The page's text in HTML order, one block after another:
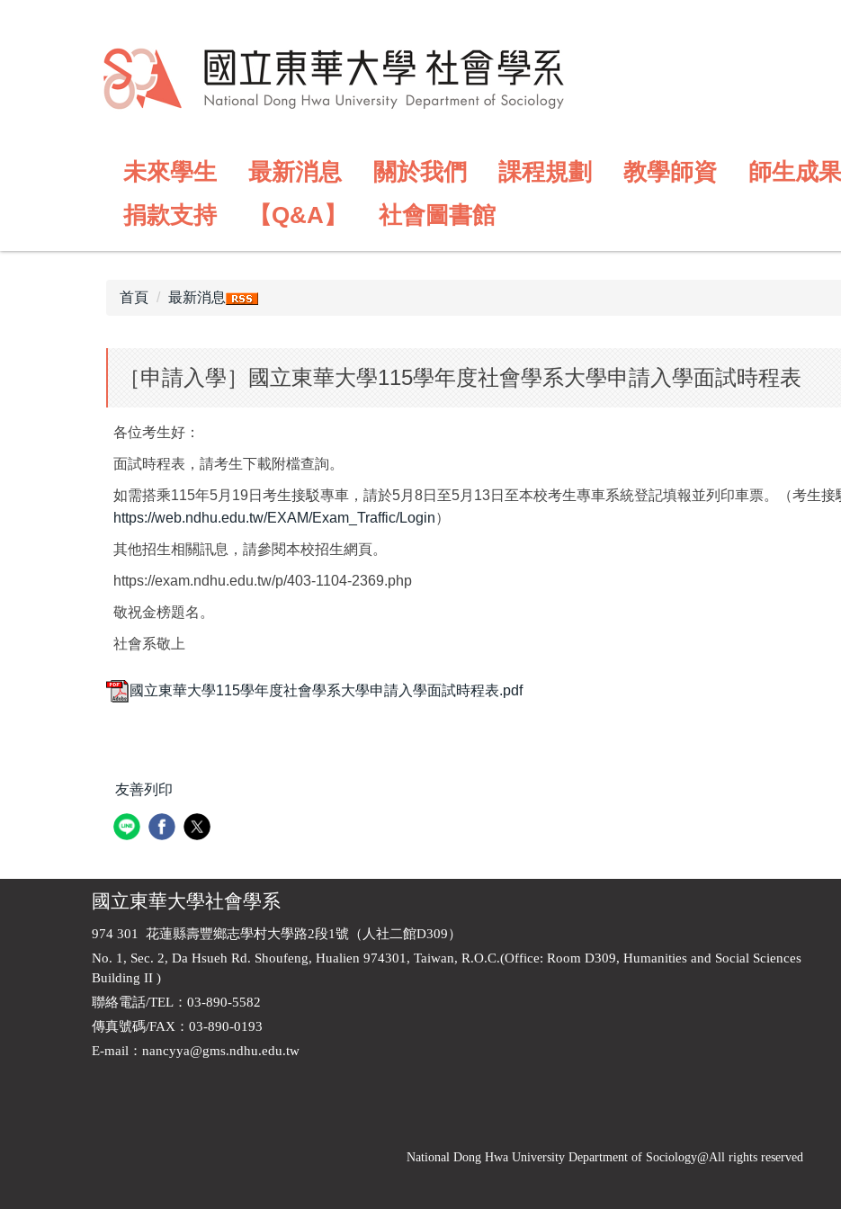
未來學生 最新消息 關於我們 課程規劃 教學師資 師生成果
捐款支持
【Q&A】 社會圖書館
首頁 最新消息
［申請入學］國立東華大學115學年度社會學系大學申請入學面試時程表
各位考生好：
面試時程表，請考生下載附檔查詢。
如需搭乘115年5月19日考生接駁專車，請於5月8日至5月13日至本校考生專車系統登記填報並列印車票。（考生接
https://web.ndhu.edu.tw/EXAM/Exam_Traffic/Login）
其他招生相關訊息，請參閱本校招生網頁。
https://exam.ndhu.edu.tw/p/403-1104-2369.php
敬祝金榜題名。
社會系敬上
國立東華大學115學年度社會學系大學申請入學面試時程表.pdf
友善列印
國立東華大學社會學系
974 301 花蓮縣壽豐鄉志學村大學路2段1號（人社二館D309）
No. 1, Sec. 2, Da Hsueh Rd. Shoufeng, Hualien 974301, Taiwan, R.O.C.(Office: Room D309, Humanities and Social Sciences
Building II )
聯絡電話/TEL：03-890-5582
傳真號碼/FAX：03-890-0193
E-mail ： nancyya@gms.ndhu.edu.tw
National Dong Hwa University Department of Sociology@All rights reserved